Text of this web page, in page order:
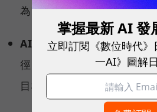
為繁體中文。
AI 智慧搜尋： 不需要精確
徑，用自然語言就能從茫
目標檔案。
掌握最新 AI 發
立即訂閱《數位時代
一AI》圖解